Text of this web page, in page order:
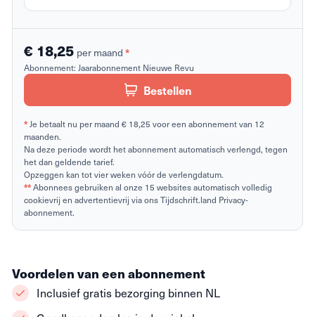
€ 18,25 per maand *
Abonnement: Jaarabonnement Nieuwe Revu
Bestellen
* Je betaalt nu per maand € 18,25 voor een abonnement van 12
maanden.
Na deze periode wordt het abonnement automatisch verlengd, tegen
het dan geldende tarief.
Opzeggen kan tot vier weken vóór de verlengdatum.
**Abonnees gebruiken al onze 15 websites automatisch volledig
cookievrij en advertentievrij via ons Tijdschrift.land Privacy-
abonnement.
Voordelen van een abonnement
Inclusief gratis bezorging binnen NL